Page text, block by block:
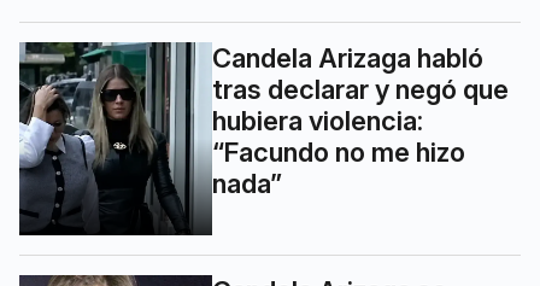
Candela Arizaga habló
tras declarar y negó que
hubiera violencia:
“Facundo no me hizo
nada”